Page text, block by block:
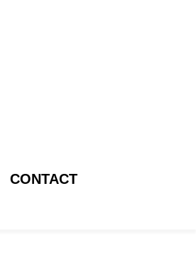
CONTACT